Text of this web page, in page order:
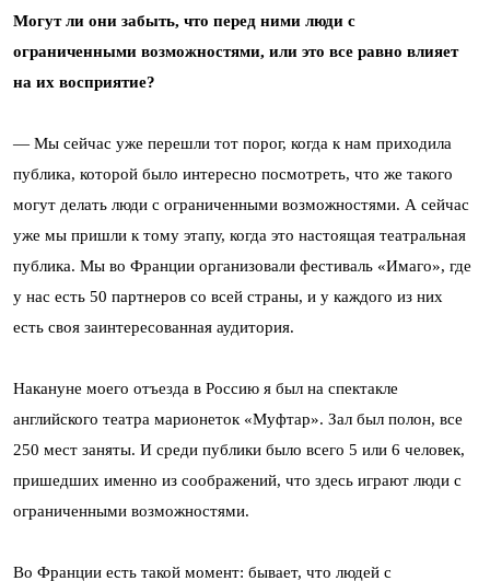
Могут ли они забыть, что перед ними люди с
ограниченными возможностями, или это все равно влияет
на их восприятие?
— Мы сейчас уже перешли тот порог, когда к нам приходила
публика, которой было интересно посмотреть, что же такого
могут делать люди с ограниченными возможностями. А сейчас
уже мы пришли к тому этапу, когда это настоящая театральная
публика. Мы во Франции организовали фестиваль «Имаго», где
у нас есть 50 партнеров со всей страны, и у каждого из них
есть своя заинтересованная аудитория.
Накануне моего отъезда в Россию я был на спектакле
английского театра марионеток «Муфтар». Зал был полон, все
250 мест заняты. И среди публики было всего 5 или 6 человек,
пришедших именно из соображений, что здесь играют люди с
ограниченными возможностями.
Во Франции есть такой момент: бывает, что людей с